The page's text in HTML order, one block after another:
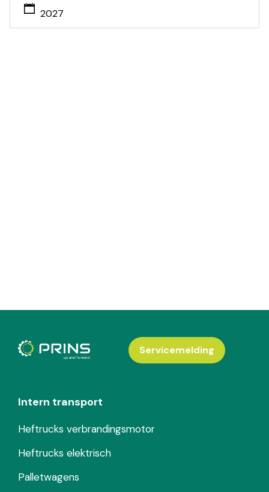
2027
Intern transport
Heftrucks verbrandingsmotor
Heftrucks elektrisch
Palletwagens
Servicemelding